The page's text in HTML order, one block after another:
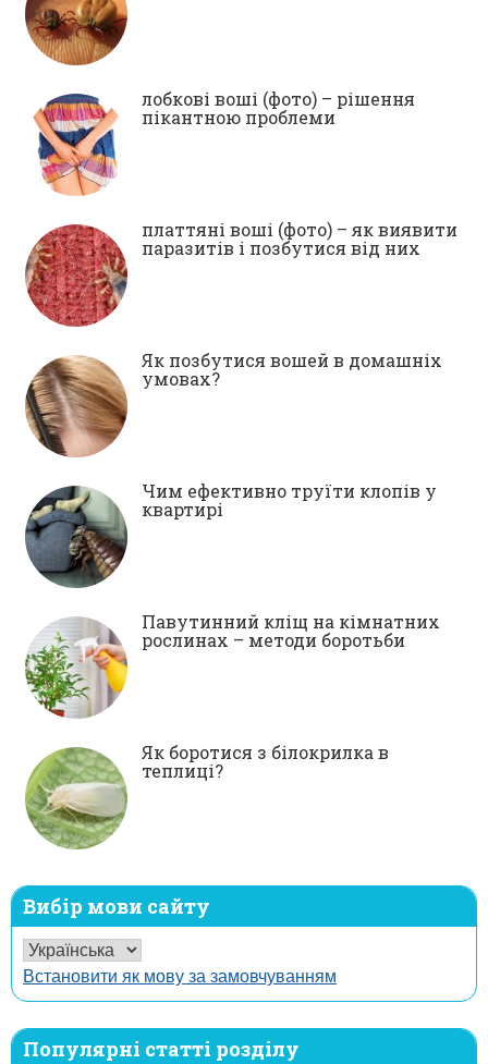
лобкові воші (фото) – рішення
пікантною проблеми
платтяні воші (фото) – як виявити
паразитів і позбутися від них
Як позбутися вошей в домашніх
умовах?
Чим ефективно труїти клопів у
квартирі
Павутинний кліщ на кімнатних
рослинах – методи боротьби
Як боротися з білокрилка в
теплиці?
Вибір мови сайту
Встановити як мову за замовчуванням
Популярні статті розділу